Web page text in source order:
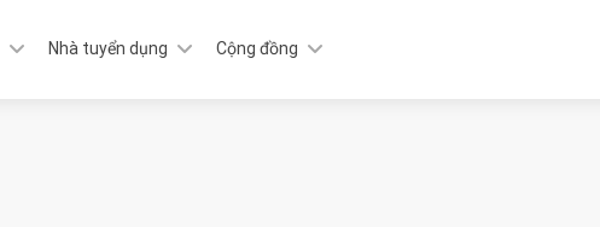
Nhà tuyển dụng Cộng đồng